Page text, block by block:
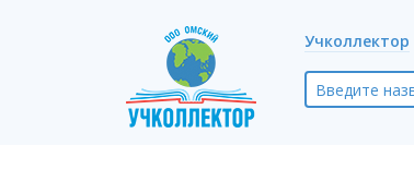
Учколлектор